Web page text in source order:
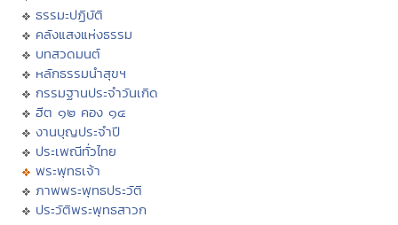
ธรรมะปฏิบัติ
คลังแสงแห่งธรรม
บทสวดมนต์
หลักธรรมนำสุขฯ
กรรมฐานประจำวันเกิด
ฮีต ๑๒ คอง ๑๔
งานบุญประจำปี
ประเพณีทั่วไทย
พระพุทธเจ้า
ภาพพระพุทธประวัติ
ประวัติพระพุทธสาวก